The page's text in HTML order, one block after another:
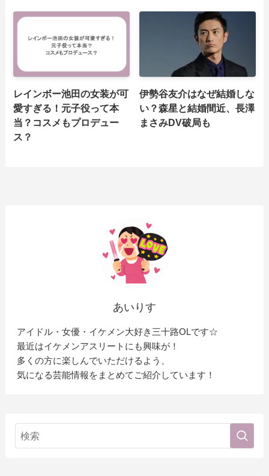
レインボー池田の女装が可
愛すぎる！元子役って本
当？コスメもプロデュー
ス？
伊勢谷友介はなぜ結婚しな
い？森星と結婚間近、長澤
まさみDV破局も
あいりす
アイドル・女優・イケメン大好き三十路OLです☆
最近はイケメンアスリートにも興味が！
多くの方に楽しんでいただけるよう、
気になる芸能情報をまとめてご紹介しています！